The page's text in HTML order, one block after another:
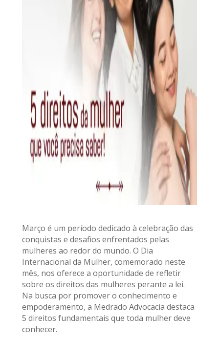
Março é um período dedicado à celebração das
conquistas e desafios enfrentados pelas
mulheres ao redor do mundo. O Dia
Internacional da Mulher, comemorado neste
mês, nos oferece a oportunidade de refletir
sobre os direitos das mulheres perante a lei.
Na busca por promover o conhecimento e
empoderamento, a Medrado Advocacia destaca
5 direitos fundamentais que toda mulher deve
conhecer.